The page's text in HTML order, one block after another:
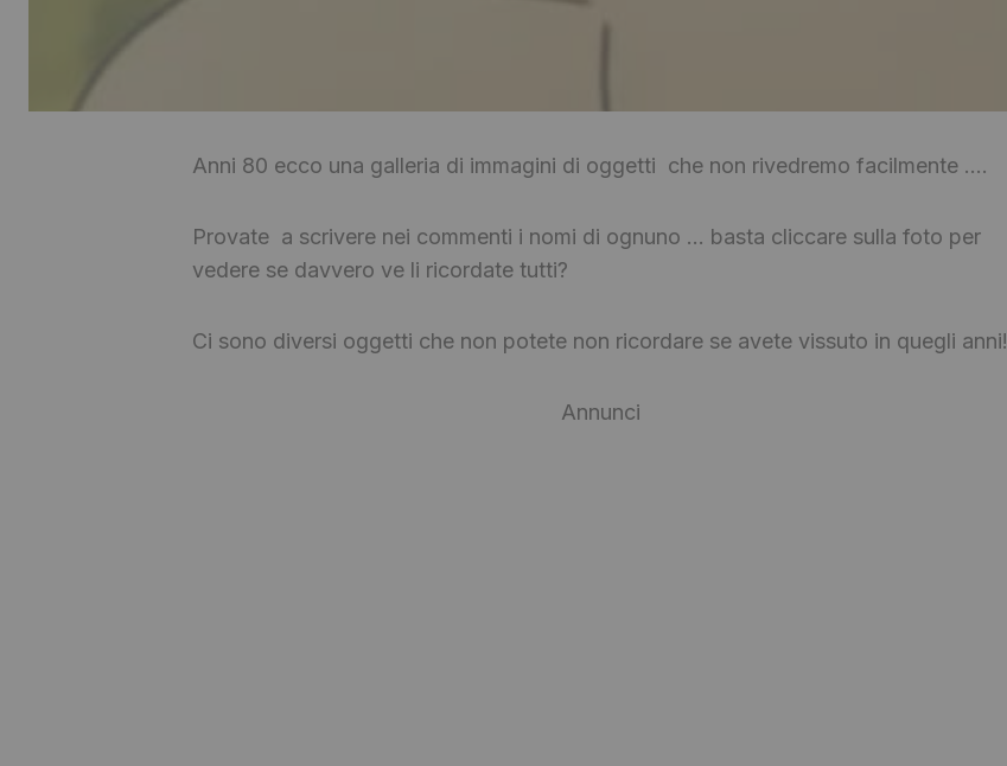
Anni 80 ecco una galleria di immagini di oggetti che non rivedremo facilmente ….
Provate a scrivere nei commenti i nomi di ognuno … basta cliccare sulla foto per
vedere se davvero ve li ricordate tutti?
Ci sono diversi oggetti che non potete non ricordare se avete vissuto in quegli anni!
Annunci